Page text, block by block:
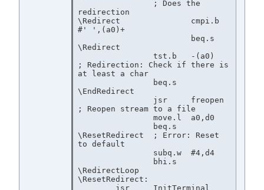
redirection
\Redirect		cmpi.b
#' ',(a0)+
\Redirect
; Redirection: Check if there is
at least a char
\EndRedirect
; Reopen stream to a file
\ResetRedirect	; Error: Reset
to default
\RedirectLoop
\ResetRedirect: